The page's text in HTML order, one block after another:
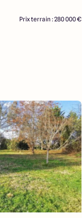
Prix terrain : 280 000 €